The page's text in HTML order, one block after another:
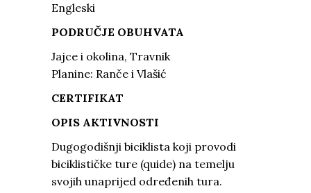
Engleski
PODRUČJE OBUHVATA
Jajce i okolina, Travnik
Planine: Ranče i Vlašić
CERTIFIKAT
OPIS AKTIVNOSTI
Dugogodišnji biciklista koji provodi
biciklističke ture (quide) na temelju
svojih unaprijed određenih tura.